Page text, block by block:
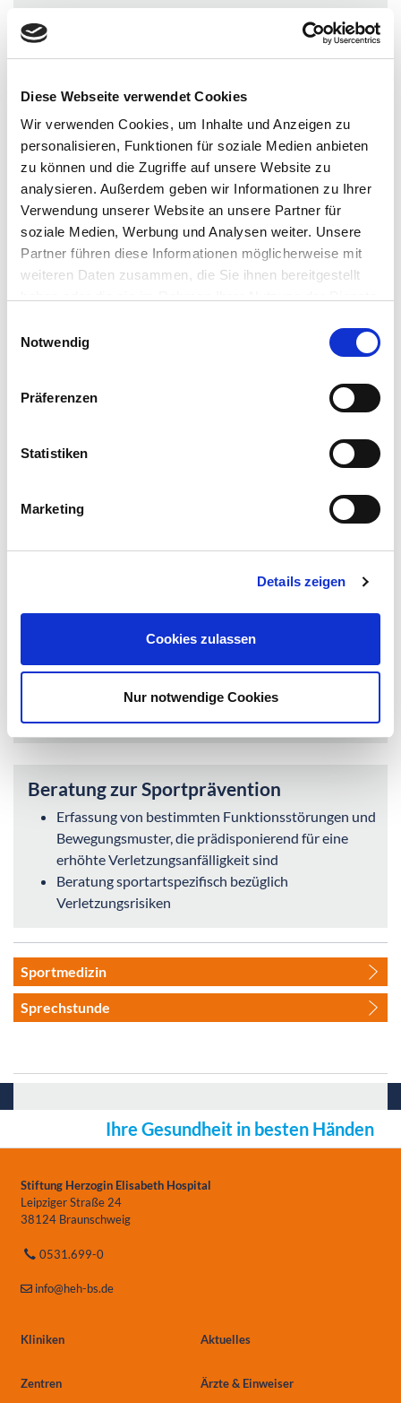
Diese Webseite verwendet Cookies
Wir verwenden Cookies, um Inhalte und Anzeigen zu
personalisieren, Funktionen für soziale Medien anbieten
zu können und die Zugriffe auf unsere Website zu
analysieren. Außerdem geben wir Informationen zu Ihrer
Verwendung unserer Website an unsere Partner für
soziale Medien, Werbung und Analysen weiter. Unsere
Partner führen diese Informationen möglicherweise mit
weiteren Daten zusammen, die Sie ihnen bereitgestellt
Notwendig
Präferenzen
Statistiken
Marketing
Details zeigen
Cookies zulassen
Nur notwendige Cookies
Schulter
Knochenbrüche
Sonstige
Sportorthopädische und
sporttraumatologische Diagnostik und
Behandlung inkl. Untersuchungen auf
Sporttauglichkeit
sportartspezifische Betreuung und Begleitung beim
Return to play (RTP)/Return to sport/Return to
Muskelfunktionstests
Agilitätstest (für Profisportler)
Applied Kinesiology
Dynamometrie
Sporttauglichkeitsuntersuchungen inkl.
SportlerInnen (Anamnese, sportorthopädische und
internistische Untersuchung, Labor, Ruhe-EKG,
Belastungs-EKG)
Beratung zur Sportprävention
Erfassung von bestimmten Funktionsstörungen und
Bewegungsmuster, die prädisponierend für eine
erhöhte Verletzungsanfälligkeit sind
Beratung sportartspezifisch bezüglich
Verletzungsrisiken
Sportmedizin
Sprechstunde
Ihre Gesundheit in besten Händen
Stiftung Herzogin Elisabeth Hospital
Leipziger Straße 24
38124 Braunschweig
0531.699-0
info@heh-bs.de
Kliniken Aktuelles
Zentren Ärzte & Einweiser